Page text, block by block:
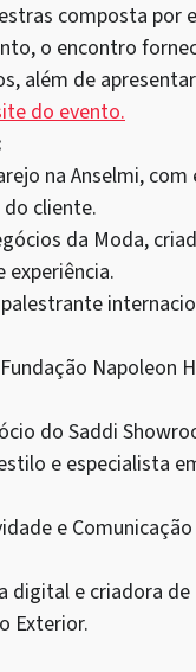
composta por
o encontro
além de
do evento.
na Anselmi,
cliente.
da Moda,
experiência.
Napoleon
do Saddi
e especialista
e
digital e criadora
Exterior.